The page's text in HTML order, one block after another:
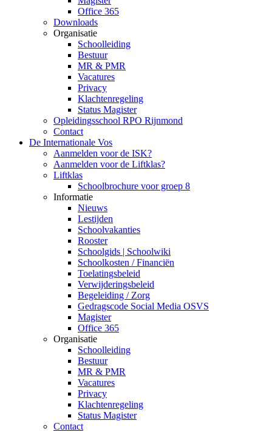
Office 365
Downloads
Organisatie
Schoolleiding
Bestuur
MR & PMR
Vacatures
Privacy
Klachtenregeling
Status Magister
Opleidingsschool RPO Rijnmond
Contact
De Internationale Vos
Aanmelden voor de ISK?
Aanmelden voor de Liftklas?
Liftklas
Schoolbrochure voor groep 8
Informatie
Nieuws
Lestijden
Schoolvakanties
Rooster
Schoolgids | Schoolwiki
Schoolkosten / Financiën
Toelatingsbeleid
Verwijderingsbeleid
Begeleiding / Zorg
Gedragscode Social Media OSVS
Magister
Office 365
Organisatie
Schoolleiding
Bestuur
MR & PMR
Vacatures
Privacy
Klachtenregeling
Status Magister
Contact